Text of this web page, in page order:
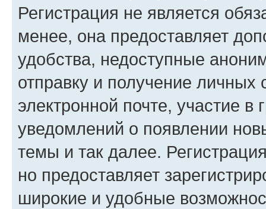
Регистрация не является
менее, она предоставляет
удобства, недоступные
отправку и получение
электронной почте, участие в
уведомлений о появлении
темы и так далее.
но предоставляет
широкие и удобные